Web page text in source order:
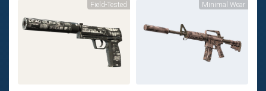
Field-Tested Minimal Wear